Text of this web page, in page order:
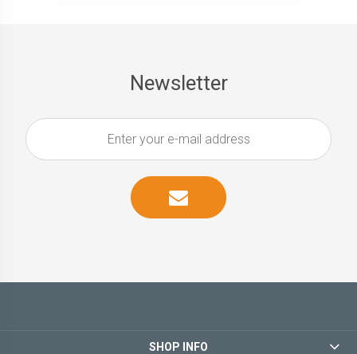
Newsletter
SHOP INFO